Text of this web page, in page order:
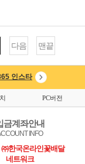
다음 맨끝
인스타
PC버전
금계좌안내
INFO
한국온라인꽃배달
네트워크